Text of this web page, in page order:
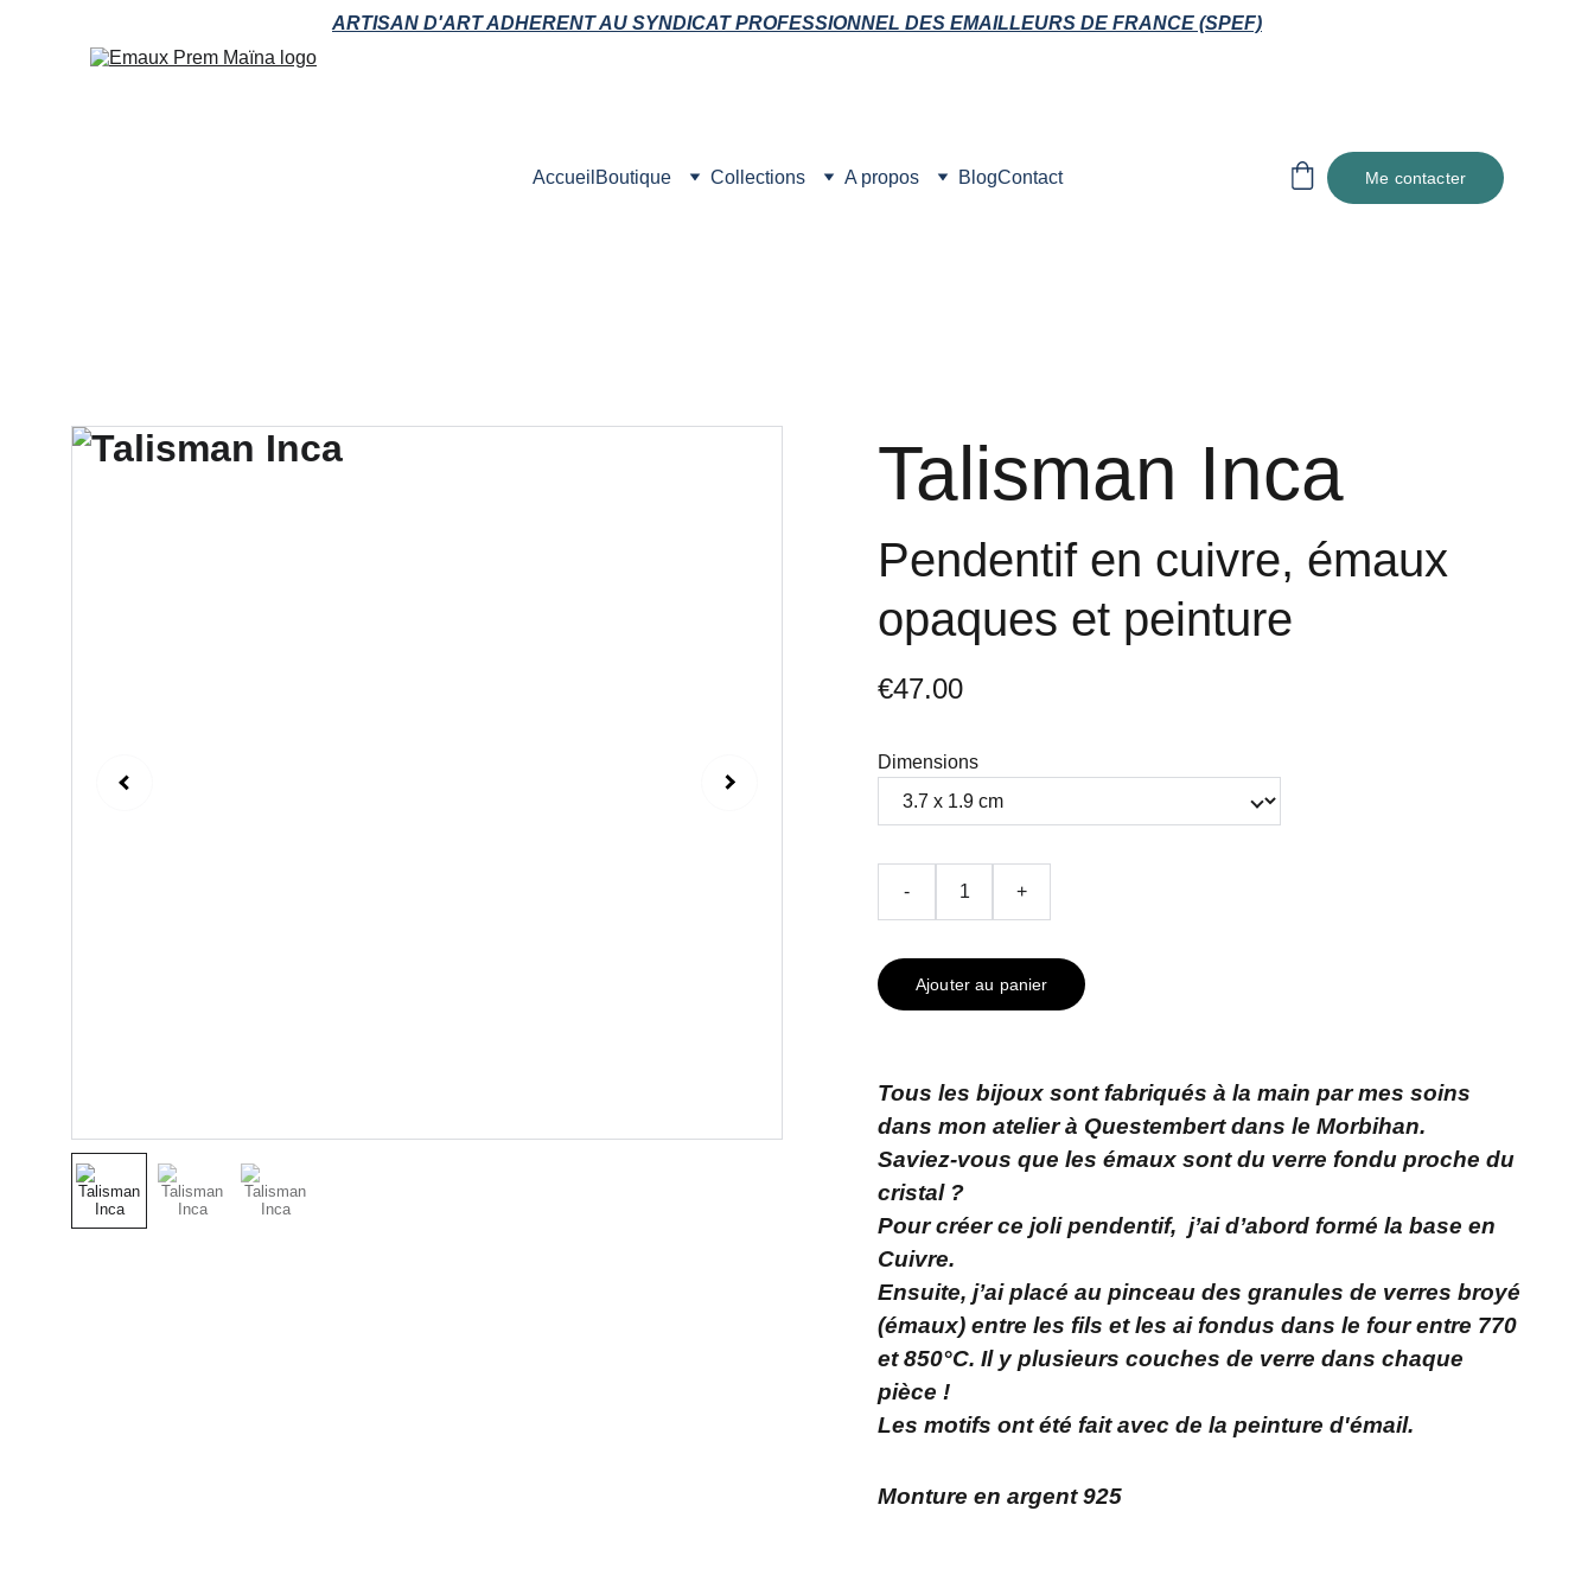
ARTISAN D'ART ADHERENT AU SYNDICAT PROFESSIONNEL DES EMAILLEURS DE FRANCE (SPEF)
Accueil Boutique Collections A propos BlogContact Me contacter
Talisman Inca
Pendentif en cuivre, émaux
opaques et peinture
€47.00
Dimensions
- +
Ajouter au panier
Tous les bijoux sont fabriqués à la main par mes soins
dans mon atelier à Questembert dans le Morbihan.
Saviez-vous que les émaux sont du verre fondu proche du
cristal ?
Pour créer ce joli pendentif, j’ai d’abord formé la base en
Cuivre.
Ensuite, j’ai placé au pinceau des granules de verres broyé
(émaux) entre les fils et les ai fondus dans le four entre 770
et 850°C. Il y plusieurs couches de verre dans chaque
pièce !
Les motifs ont été fait avec de la peinture d'émail.
Monture en argent 925